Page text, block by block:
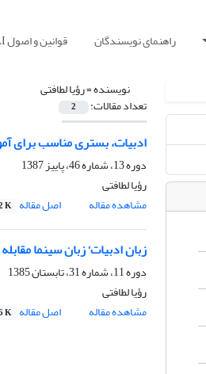
راهنمای نویسندگان قوانین و اصول AI
نویسنده =رؤیا لطافتی
تعداد مقالات: 2
ادبیات، بستری مناسب برای
دوره 13، شماره 46، پاییز 1387
رؤیا لطافتی
مشاهده مقاله
اصل مقاله K
زبان ادبیات‘ زبان سینما
دوره 11، شماره 31، تابستان 1385
رؤیا لطافتی
مشاهده مقاله
اصل مقاله K